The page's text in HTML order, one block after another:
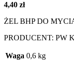
4,40 zł
ŻEL BHP DO
PRODUCENT: PW
Waga 0,6 kg